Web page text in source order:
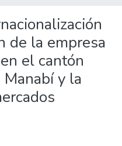
de la empresa
el cantón
Manabí y la